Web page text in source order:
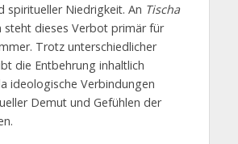
spiritueller Niedrigkeit. An Tischa
dieses Verbot primär für
Trotz unterschiedlicher
die Entbehrung inhaltlich
ideologische Verbindungen
Demut und Gefühlen der